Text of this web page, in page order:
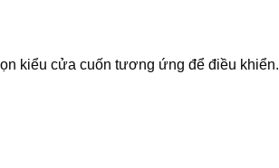
kiểu cửa cuốn tương ứng để điều khiển.